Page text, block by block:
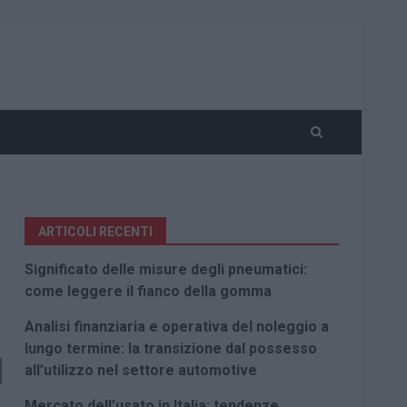
ARTICOLI RECENTI
Significato delle misure degli pneumatici:
come leggere il fianco della gomma
Analisi finanziaria e operativa del noleggio a
lungo termine: la transizione dal possesso
all’utilizzo nel settore automotive